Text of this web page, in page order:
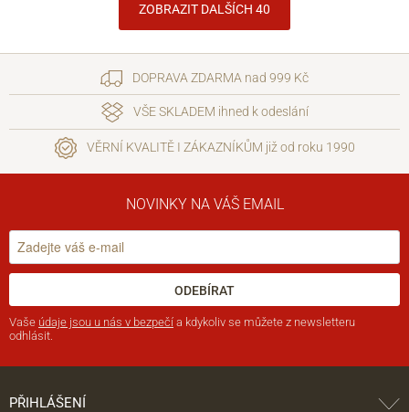
ZOBRAZIT DALŠÍCH 40
DOPRAVA ZDARMA nad 999 Kč
VŠE SKLADEM ihned k odeslání
VĚRNÍ KVALITĚ I ZÁKAZNÍKŮM již od roku 1990
NOVINKY NA VÁŠ EMAIL
ODEBÍRAT
Vaše údaje jsou u nás v bezpečí a kdykoliv se můžete z newsletteru
odhlásit.
PŘIHLÁŠENÍ